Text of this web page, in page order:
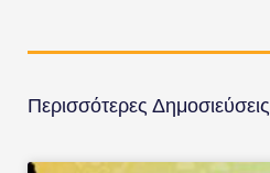
Περισσότερες Δημοσιεύσεις